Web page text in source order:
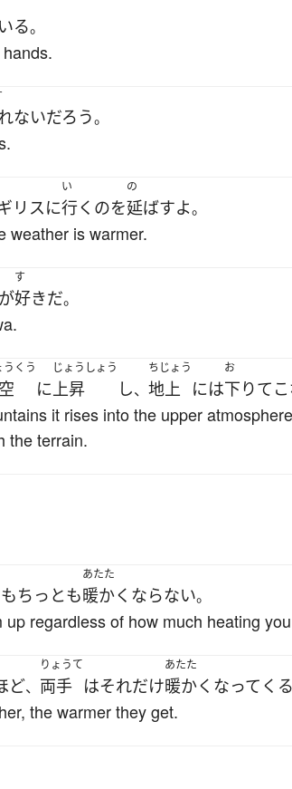
る。
ないだろう。
リスに
い
行く のを
の
延ばすよ。
weather is warmer.
が
す
好きだ。
うくう
に
じょうしょう
上昇 し、
ちじょう
地上 には
お
下りて
it rises into the upper
the terrain.
もちっとも
あたた
暖かく ならない。
regardless of how much heating
ど、
りょうて
両手 はそれだけ
あたた
暖かく なって くる
the warmer they get.